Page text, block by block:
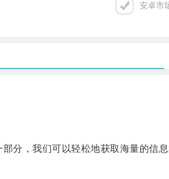
安卓市
，我们可以轻松地获取海量的信息